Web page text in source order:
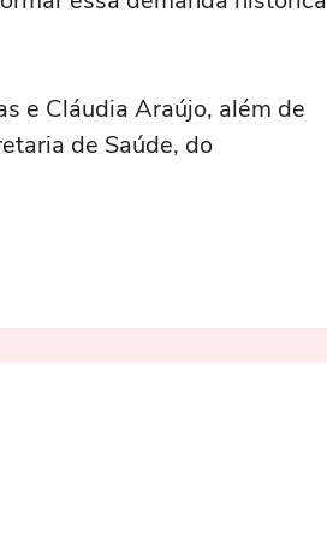
e Cláudia Araújo, além de
de Saúde, do